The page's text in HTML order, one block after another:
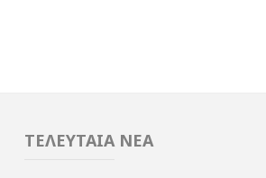
ΤΕΛΕΥΤΑΙΑ ΝΕΑ